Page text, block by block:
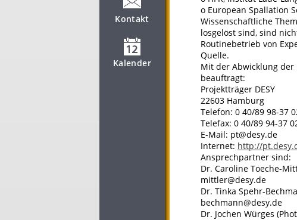
Kontakt
Kalender
o European Spallation
Wissenschaftliche
losgelöst sind, sind
Routinebetrieb von
Quelle.
Mit der Abwicklung der
beauftragt:
Projektträger DESY
22603 Hamburg
Telefon: 0 40/89 98-37
Telefax: 0 40/89 94-37
E-Mail: pt@desy.de
Internet: http://
Ansprechpartner sind:
Dr. Caroline Toeche-
mittler@desy.de
Dr. Tinka Spehr-
bechmann@desy.de
Dr. Jochen Würges